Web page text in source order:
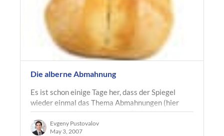
Die alberne Abmahnung
Es ist schon einige Tage her, dass der Spiegel
wieder einmal das Thema Abmahnungen (hier
wegen scheinbar belanglosem Bilderklau)
beleuchtete und Blogger in Aufruhr…
Evgeny Pustovalov
May 3, 2007